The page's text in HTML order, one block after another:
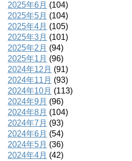
2025年6月 (104)
2025年5月 (104)
2025年4月 (105)
2025年3月 (101)
2025年2月 (94)
2025年1月 (96)
2024年12月 (91)
2024年11月 (93)
2024年10月 (113)
2024年9月 (96)
2024年8月 (104)
2024年7月 (93)
2024年6月 (54)
2024年5月 (36)
2024年4月 (42)